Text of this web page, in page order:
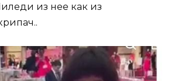
из нее как из